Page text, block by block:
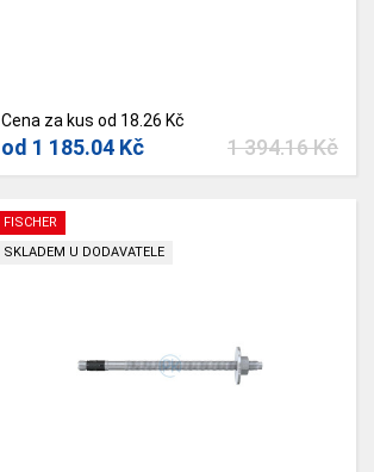
Cena za kusod 18.26 Kč
1 394.16 Kč
od 1 185.04 Kč
FISCHER
SKLADEM U DODAVATELE